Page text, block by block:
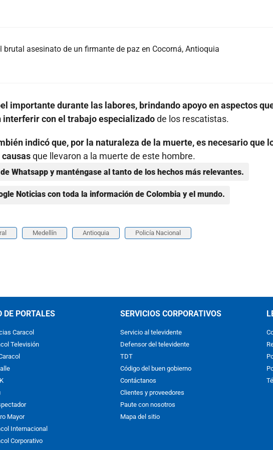
asesinato de un firmante de paz en Cocorná, Antioquia
importante durante las labores, brindando apoyo en aspectos
con el trabajo especializadode los rescatistas.
indicó que, por la naturaleza de la muerte, es necesario que
que llevaron a la muerte de este hombre.
Whatsapp y manténgase al tanto de los hechos más relevantes.
Noticias con toda la información de Colombia y el mundo.
Medellín Antioquia Policía Nacional
DE PORTALES
Caracol
Televisión
Mayor
Internacional
Corporativo
SERVICIOS CORPORATIVOS
Servicio al televidente
Defensor del televidente
TDT
Código del buen gobierno
Contáctanos
Clientes y proveedores
Paute con nosotros
Mapa del sitio